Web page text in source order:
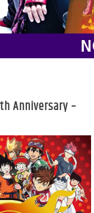
Anniversary –